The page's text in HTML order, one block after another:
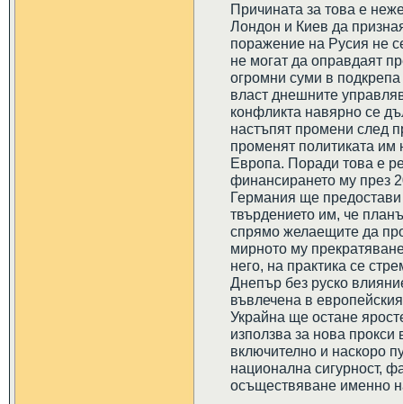
Причината за това е
Лондон и Киев да
поражение на Русия не
не могат да оправдаят
огромни суми в
власт днешните
конфликта навярно се
настъпят промени след
променят политиката
Европа. Поради това е
финансирането му през
Германия ще
твърдението им, че
спрямо желаещите да
мирното му
него, на практика се
Днепър без руско
въвлечена в
Украйна ще остане
използва за нова
включително и наскоро
национална сигурност,
осъществяване именно